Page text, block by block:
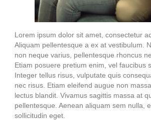
Lorem ipsum dolor sit amet, consectetur
Aliquam pellentesque a ex at vestibulum.
non neque varius, pellentesque rhoncus
Etiam posuere pretium enim, vel faucibus
Integer tellus risus, vulputate quis
nec risus. Etiam eleifend augue non
lectus blandit. Vivamus sagittis massa at
pellentesque. Aenean aliquam sem nulla,
sollicitudin eget.